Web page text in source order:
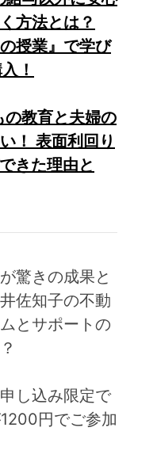
方法とは？
授業』で学び
！
の教育と夫婦の
！ 表面利回り
きた理由と
驚きの成果と
佐知子の不動
とサポートの
し込み限定で
円でご参加